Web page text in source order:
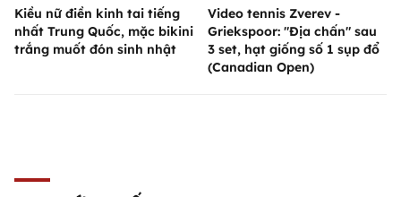
Kiều nữ điền kinh tai tiếng
nhất Trung Quốc, mặc bikini
trắng muốt đón sinh nhật
Video tennis Zverev -
Griekspoor: "Địa chấn" sau
3 set, hạt giống số 1 sụp đổ
(Canadian Open)